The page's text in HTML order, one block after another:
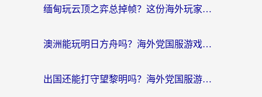
缅甸玩云顶之弈总掉帧？这份海外玩家专属加速器攻略帮你上分
澳洲能玩明日方舟吗？海外党国服游戏畅玩终极指南（附实用加速器选择技巧）
出国还能打守望黎明吗？海外党国服游戏不卡顿的终极解法